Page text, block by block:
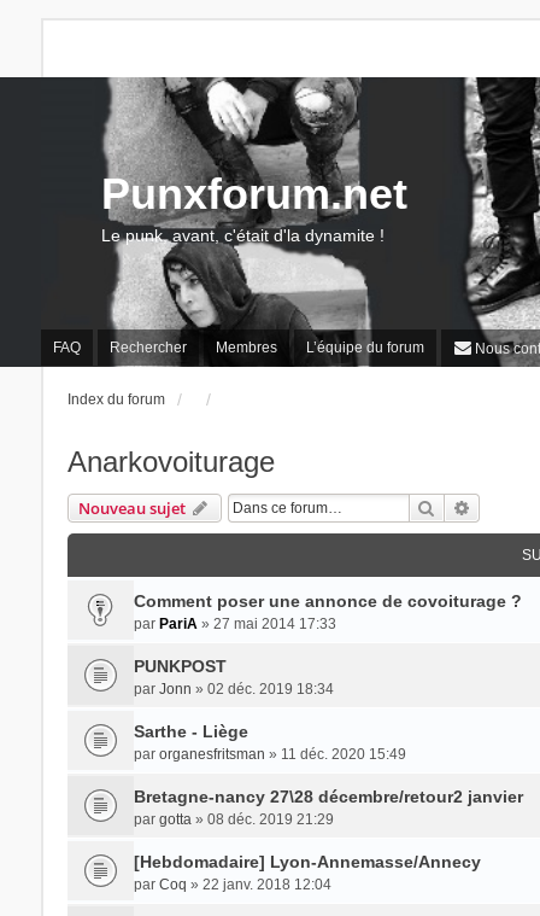
FAQ Rechercher Membres L’équipe du forum Nous
Punxforum.net
Le punk, avant, c'était d'la dynamite !
Index du forum
Anarkovoiturage
Nouveau sujet Rechercher
Comment poser une annonce de covoiturage ?
par PariA» 27 mai 2014 17:33
PUNKPOST
par Jonn » 02 déc. 2019 18:34
Sarthe - Liège
par organesfritsman » 11 déc. 2020 15:49
Bretagne-nancy 27\28 décembre/retour2 janvier
par gotta» 08 déc. 2019 21:29
[Hebdomadaire] Lyon-Annemasse/Annecy
par Coq » 22 janv. 2018 12:04